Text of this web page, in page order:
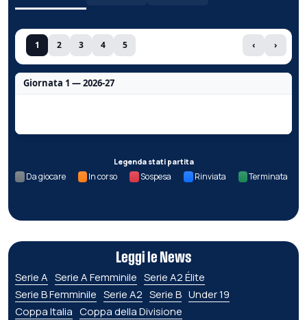
1 2 3 4 5 ‹ ›
Giornata 1 — 2026-27
Legenda stati partita
Da giocare In corso Sospesa Rinviata Terminata
Leggi le News
Serie A Serie A Femminile Serie A2 Élite
Serie B Femminile Serie A2 Serie B Under 19
Coppa Italia Coppa della Divisione